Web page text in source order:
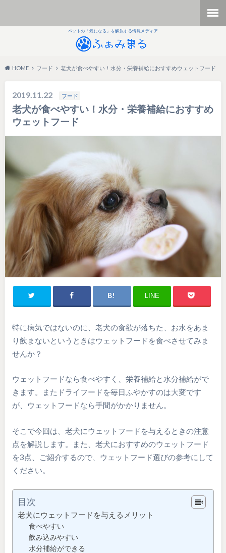
ペットの「気になる」を解決する情報メディア
HOME フード 老犬が食べやすい！水分・栄養補給におすすめウェットフード
2019.11.22 フード
老犬が食べやすい！水分・栄養補給におすすめ
ウェットフード
LINE
特に病気ではないのに、老犬の食欲が落ちた、お水をあま
り飲まないというときはウェットフードを食べさせてみま
せんか？
ウェットフードなら食べやすく、栄養補給と水分補給がで
きます。またドライフードを毎日ふやかすのは大変です
が、ウェットフードなら手間がかかりません。
そこで今回は、老犬にウェットフードを与えるときの注意
点を解説します。また、老犬におすすめのウェットフード
を3点、ご紹介するので、ウェットフード選びの参考にして
ください。
目次
老犬にウェットフードを与えるメリット
食べやすい
飲み込みやすい
水分補給ができる